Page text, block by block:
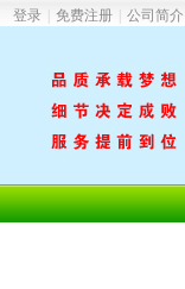
登录 免费注册 公司简介